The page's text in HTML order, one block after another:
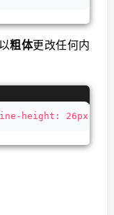
粗体更改任何内
height: 26px;"